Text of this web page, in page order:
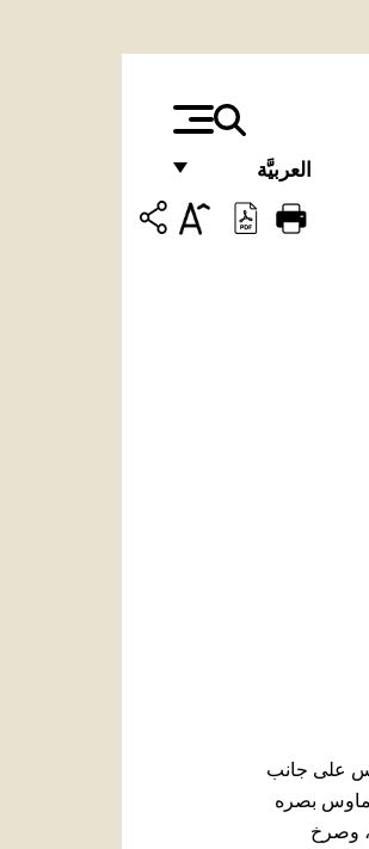
العربيَّة
FRANÇAIS
على جانب
بصره
"رُحْماكَ، يا ٱبنَ داود، يا يَسوع!" (آية 47). وصرخ، وصرخ